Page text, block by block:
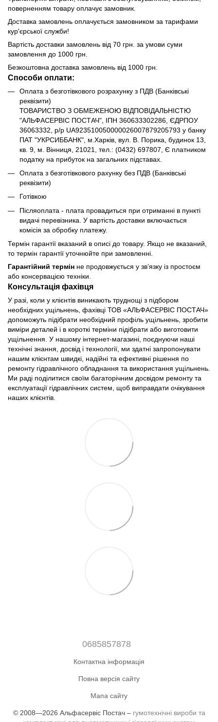
поверненням товару оплачує замовник.
Доставка замовлень оплачується замовником за тарифами
кур'єрської служби!
Вартість доставки замовлень від 70 грн. за умови суми
замовлення до 1000 грн.
Безкоштовна доставка замовлень від 1000 грн.
Способи оплати:
Оплата з безготівкового розрахунку з ПДВ (Банківські
реквізити)
ТОВАРИСТВО З ОБМЕЖЕНОЮ ВІДПОВІДАЛЬНІСТЮ
"АЛЬФАСЕРВІС ПОСТАЧ", ІПН 360633302286, ЄДРПОУ
36063332, р/р UA923510050000026007879205793 у банку
ПАТ "УКРСИББАНК", м.Харків, вул. В. Порика, будинок 13,
кв. 9, м. Вінниця, 21021, тел.: (0432) 697807, Є платником
податку на прибуток на загальних підставах.
Оплата з безготівкового рахунку без ПДВ (Банківські
реквізити)
Готівкою
Післяоплата - плата провадиться при отриманні в пункті
видачі перевізника. У вартість доставки включається
комісія за обробку платежу.
Термін гарантії вказаний в описі до товару. Якщо не вказаний,
то термін гарантії уточнюйте при замовленні.
Гарантійний термін не продовжується у зв’язку із простоєм
або консервацією техніки.
Консультація фахівця
У разі, коли у клієнтів виникають труднощі з підбором
необхідних ущільнень, фахівці ТОВ «АЛЬФАСЕРВІС ПОСТАЧ»
допоможуть підібрати необхідний профіль ущільнень, зробити
виміри деталей і в короткі терміни підібрати або виготовити
ущільнення. У нашому інтернет-магазині, поєднуючи наші
технічні знання, досвід і технології, ми здатні запропонувати
нашим клієнтам швидкі, надійні та ефективні рішення по
ремонту гідравлічного обладнання та використання ущільнень.
Ми раді поділитися своїм багаторічним досвідом ремонту та
експлуатації гідравлічних систем, щоб виправдати очікування
наших клієнтів.
0685857878
Контактна інформація
Повна версія сайту
Мапа сайту
© 2008—2026 Альфасервіс Постач – гумотехнічні вироби та